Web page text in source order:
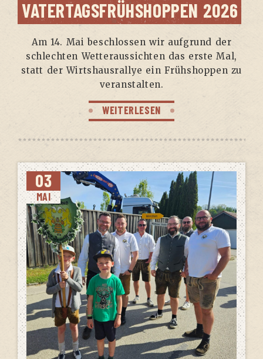
VATER­TAGS­FRÜH­SHOP­PEN 2026
Am 14. Mai beschlos­sen wir auf­grund der
schlech­ten Wet­ter­aus­sich­ten das ers­te Mal,
statt der Wirts­haus­ral­lye ein Früh­shop­pen zu
veranstalten.
WEITERLESEN
03
MAI